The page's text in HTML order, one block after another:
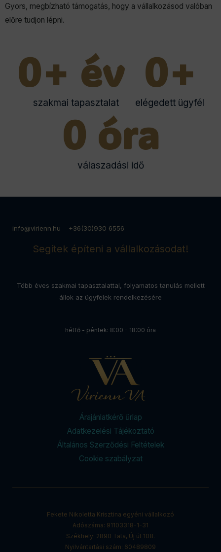
Gyors, megbízható támogatás, hogy a vállalkozásod valóban
előre tudjon lépni.
szakmai tapasztalat
0+ év
elégedett ügyfél
0+
válaszadási idő
0 óra
info@virienn.hu +36(30)930 6556
Segítek építeni a vállalkozásodat!
Több éves szakmai tapasztalattal, folyamatos tanulás mellett
állok az ügyfelek rendelkezésére
hétfő - péntek: 8:00 - 18:00 óra
Árajánlatkérő űrlap
Adatkezelési Tájékoztató
Általános Szerződési Feltételek
Cookie szabályzat
Fekete Nikoletta Krisztina egyéni vállalkozó
Adószáma: 91103318-1-31
Székhely: 2890 Tata, Új út 108.
Nyilvántartási szám: 60489809